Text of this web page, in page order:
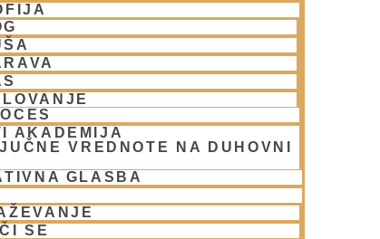
AKADEMIJA
VREDNOTE NA DUHOVNI
GLASBA
SE
(7)